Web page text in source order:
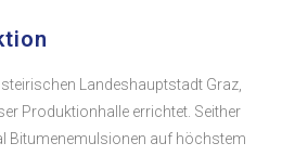
Landeshauptstadt Graz,
Produktionhalle errichtet. Seither
Bitumenemulsionen auf höchstem